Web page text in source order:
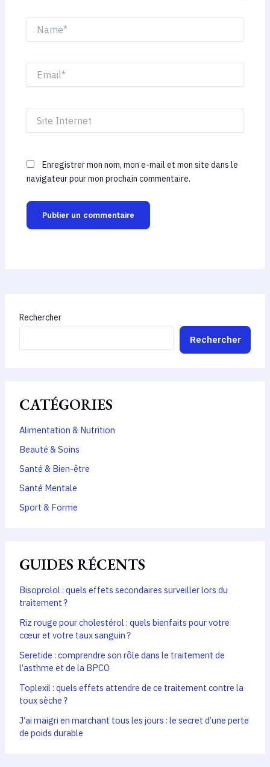
Internet
Enregistrer mon nom, mon e-mail et mon site dans le
navigateur pour mon prochain commentaire.
Rechercher
Rechercher
CATÉGORIES
Alimentation & Nutrition
Beauté & Soins
Santé & Bien-être
Santé Mentale
Sport & Forme
GUIDES RÉCENTS
Bisoprolol : quels effets secondaires surveiller lors du
traitement ?
Riz rouge pour cholestérol : quels bienfaits pour votre
cœur et votre taux sanguin ?
Seretide : comprendre son rôle dans le traitement de
l’asthme et de la BPCO
Toplexil : quels effets attendre de ce traitement contre la
toux sèche ?
J’ai maigri en marchant tous les jours : le secret d’une perte
de poids durable